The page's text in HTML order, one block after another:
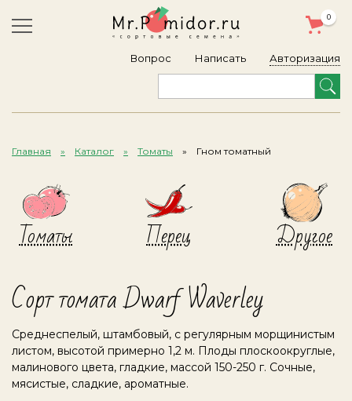
Вопрос Написать
0
Авторизация
Главная Каталог Томаты Гном томатный
Томаты Перец Другое
Сорт томата Dwarf Waverley
Среднеспелый, штамбовый, с регулярным морщинистым
листом, высотой примерно 1,2 м. Плоды плоскоокруглые,
малинового цвета, гладкие, массой 150-250 г. Сочные,
мясистые, сладкие, ароматные.